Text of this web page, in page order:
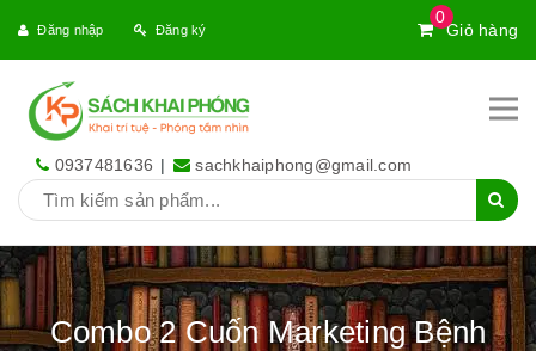
0
Giỏ hàng
Đăng nhập Đăng ký
0937481636 | sachkhaiphong@gmail.com
Combo 2 Cuốn Marketing Bệnh